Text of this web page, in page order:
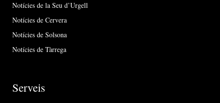
Notícies de la Seu d’Urgell
Notícies de Cervera
Notícies de Solsona
Notícies de Tàrrega
Serveis